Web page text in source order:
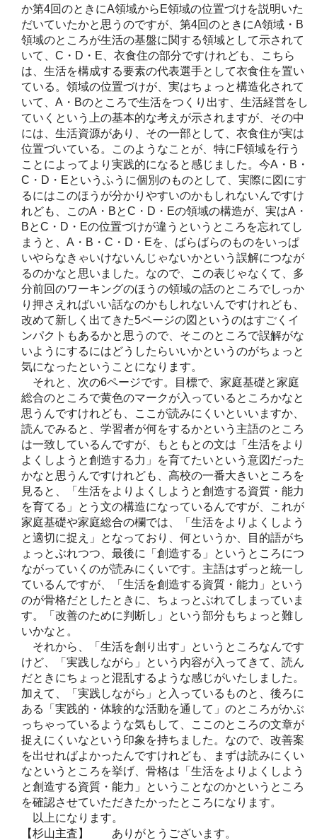
か第4回のときにA領域からE領域の位置づけを説明いた
だいていたかと思うのですが、第4回のときにA領域・B
領域のところが生活の基盤に関する領域として示されて
いて、C・D・E、衣食住の部分ですけれども、こちら
は、生活を構成する要素の代表選手として衣食住を置い
ている。領域の位置づけが、実はちょっと構造化されて
いて、A・Bのところで生活をつくり出す、生活経営をし
ていくという上の基本的な考えが示されますが、その中
には、生活資源があり、その一部として、衣食住が実は
位置づいている。このようなことが、特にF領域を行う
ことによってより実践的になると感じました。今A・B・
C・D・Eというふうに個別のものとして、実際に図にす
るにはこのほうが分かりやすいのかもしれないんですけ
れども、このA・BとC・D・Eの領域の構造が、実はA・
BとC・D・Eの位置づけが違うというところを忘れてし
まうと、A・B・C・D・Eを、ばらばらのものをいっぱ
いやらなきゃいけないんじゃないかという誤解につなが
るのかなと思いました。なので、この表じゃなくて、多
分前回のワーキングのほうの領域の話のところでしっか
り押さえればいい話なのかもしれないんですけれども、
改めて新しく出てきた5ページの図というのはすごくイ
ンパクトもあるかと思うので、そこのところで誤解がな
いようにするにはどうしたらいいかというのがちょっと
気になったということになります。
それと、次の6ページです。目標で、家庭基礎と家庭
総合のところで黄色のマークが入っているところかなと
思うんですけれども、ここが読みにくいといいますか、
読んでみると、学習者が何をするかという主語のところ
は一致しているんですが、もともとの文は「生活をより
よくしようと創造する力」を育てたいという意図だった
かなと思うんですけれども、高校の一番大きいところを
見ると、「生活をよりよくしようと創造する資質・能力
を育てる」とう文の構造になっているんですが、これが
家庭基礎や家庭総合の欄では、「生活をよりよくしよう
と適切に捉え」となっており、何というか、目的語がち
ょっとぶれつつ、最後に「創造する」というところにつ
ながっていくのが読みにくいです。主語はずっと統一し
ているんですが、「生活を創造する資質・能力」という
のが骨格だとしたときに、ちょっとぶれてしまっていま
す。「改善のために判断し」という部分もちょっと難し
いかなと。
それから、「生活を創り出す」というところなんです
けど、「実践しながら」という内容が入ってきて、読ん
だときにちょっと混乱するような感じがいたしました。
加えて、「実践しながら」と入っているものと、後ろに
ある「実践的・体験的な活動を通して」のところがかぶ
っちゃっているような気もして、ここのところの文章が
捉えにくいなという印象を持ちました。なので、改善案
を出せればよかったんですけれども、まずは読みにくい
なというところを挙げ、骨格は「生活をよりよくしよう
と創造する資質・能力」ということなのかというところ
を確認させていただきたかったところになります。
以上になります。
【杉山主査】 ありがとうございます。